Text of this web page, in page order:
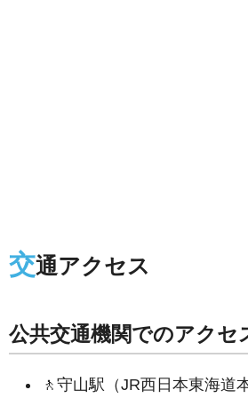
交通アクセス
公共交通機関でのアクセ
🚶守山駅（JR西日本東海道